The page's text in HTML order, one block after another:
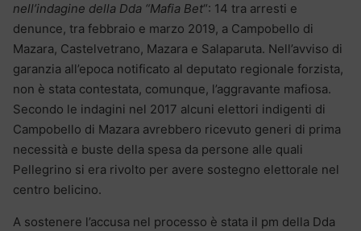
nell’indagine della Dda “Mafia Bet“: 14 tra arresti e
denunce, tra febbraio e marzo 2019, a Campobello di
Mazara, Castelvetrano, Mazara e Salaparuta. Nell’avviso di
garanzia all’epoca notificato al deputato regionale forzista,
non è stata contestata, comunque, l’aggravante mafiosa.
Secondo le indagini nel 2017 alcuni elettori indigenti di
Campobello di Mazara avrebbero ricevuto generi di prima
necessità e buste della spesa da persone alle quali
Pellegrino si era rivolto per avere sostegno elettorale nel
centro belicino.
A sostenere l’accusa nel processo è stata il pm della Dda